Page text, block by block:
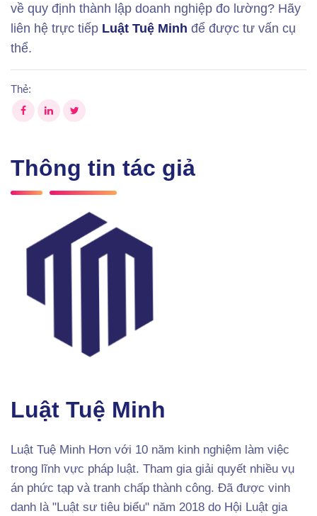
về quy định thành lập doanh nghiệp đo lường? Hãy
liên hệ trực tiếp Luật Tuệ Minh để được tư vấn cụ
thể.
Thẻ:
Thông tin tác giả
Luật Tuệ Minh
Luật Tuệ Minh Hơn với 10 năm kinh nghiệm làm việc
trong lĩnh vực pháp luật. Tham gia giải quyết nhiều vụ
án phức tạp và tranh chấp thành công. Đã được vinh
danh là "Luật sư tiêu biểu" năm 2018 do Hội Luật gia